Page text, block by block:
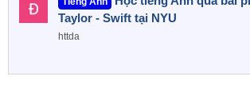
Taylor - Swift tại NYU
httda